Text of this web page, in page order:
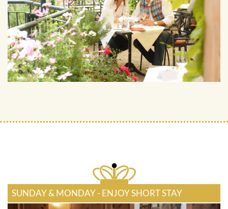
SUNDAY & MONDAY - ENJOY SHORT STAY